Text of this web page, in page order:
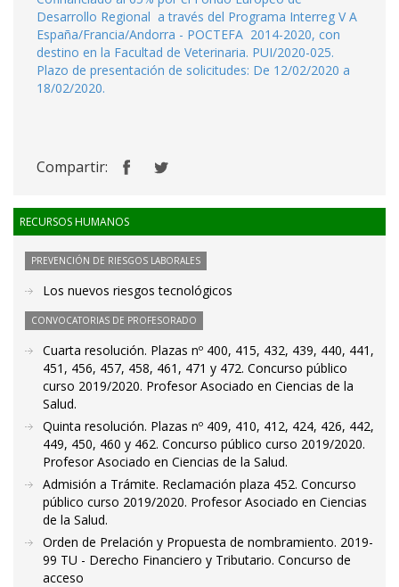
Desarrollo Regional a través del Programa Interreg V A
España/Francia/Andorra - POCTEFA 2014-2020, con
destino en la Facultad de Veterinaria. PUI/2020-025.
Plazo de presentación de solicitudes: De 12/02/2020 a
18/02/2020.
Compartir:
RECURSOS HUMANOS
PREVENCIÓN DE RIESGOS LABORALES
Los nuevos riesgos tecnológicos
CONVOCATORIAS DE PROFESORADO
Cuarta resolución. Plazas nº 400, 415, 432, 439, 440, 441,
451, 456, 457, 458, 461, 471 y 472. Concurso público
curso 2019/2020. Profesor Asociado en Ciencias de la
Salud.
Quinta resolución. Plazas nº 409, 410, 412, 424, 426, 442,
449, 450, 460 y 462. Concurso público curso 2019/2020.
Profesor Asociado en Ciencias de la Salud.
Admisión a Trámite. Reclamación plaza 452. Concurso
público curso 2019/2020. Profesor Asociado en Ciencias
de la Salud.
Orden de Prelación y Propuesta de nombramiento. 2019-
99 TU - Derecho Financiero y Tributario. Concurso de
acceso